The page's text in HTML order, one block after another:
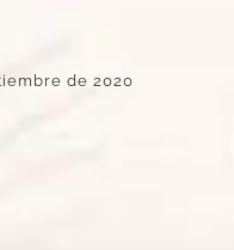
de 2020